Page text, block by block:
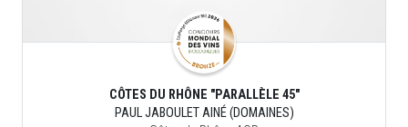
CÔTES DU RHÔNE "PARALLÈLE 45"
PAUL JABOULET AINÉ (DOMAINES)